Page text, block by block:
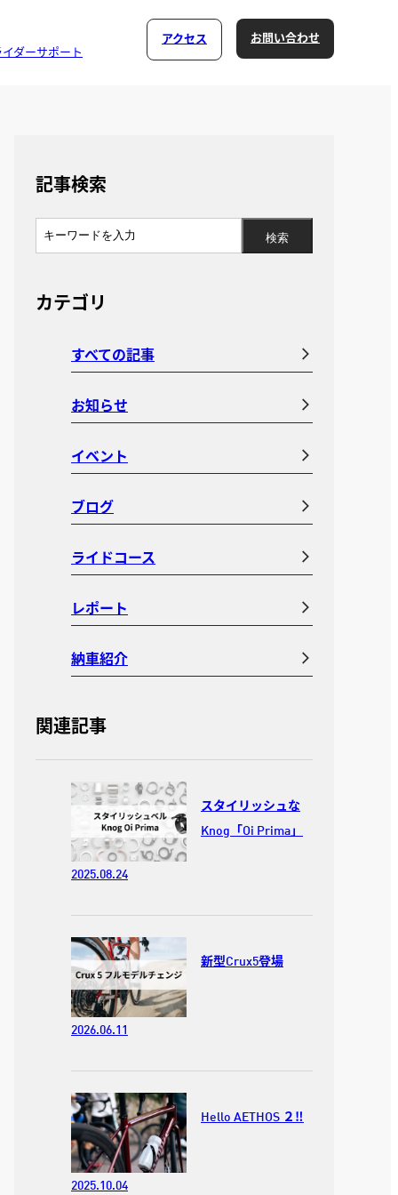
イダーサポート
アクセス お問い合わせ
記事検索
カテゴリ
すべての記事
お知らせ
イベント
ブログ
ライドコース
レポート
納車紹介
関連記事
スタイリッシュな
Knog「Oi Prima」
2025.08.24
新型Crux5登場
2026.06.11
Hello AETHOS ２‼︎
2025.10.04